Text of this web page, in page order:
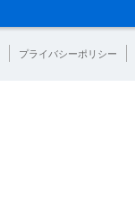
プライバシーポリシー